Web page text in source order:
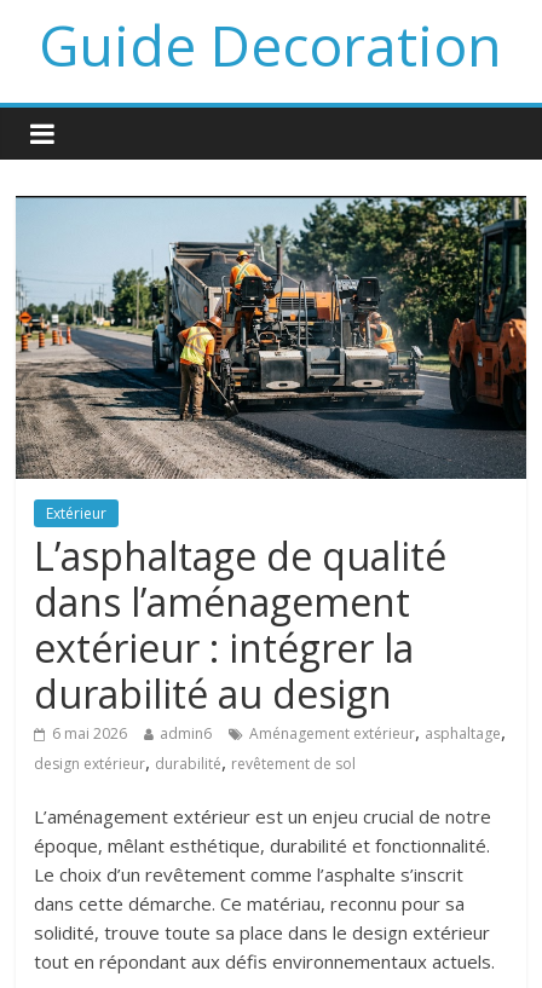
Guide Decoration
Extérieur
L’asphaltage de qualité
dans l’aménagement
extérieur : intégrer la
durabilité au design
6 mai 2026 admin6 Aménagement extérieur, asphaltage,
design extérieur, durabilité, revêtement de sol
L’aménagement extérieur est un enjeu crucial de notre
époque, mêlant esthétique, durabilité et fonctionnalité.
Le choix d’un revêtement comme l’asphalte s’inscrit
dans cette démarche. Ce matériau, reconnu pour sa
solidité, trouve toute sa place dans le design extérieur
tout en répondant aux défis environnementaux actuels.